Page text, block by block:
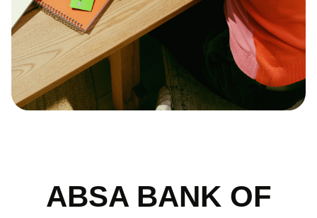
ABSA BANK OF